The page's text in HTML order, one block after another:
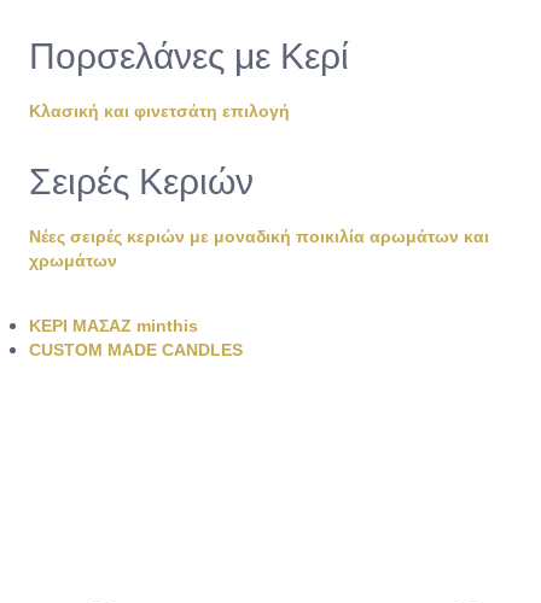
Πορσελάνες με Κερί
Κλασική και φινετσάτη επιλογή
Σειρές Κεριών
Νέες σειρές κεριών με μοναδική ποικιλία αρωμάτων και
χρωμάτων
ΚΕΡΙ ΜΑΣΑΖ minthis
CUSTOM MADE CANDLES